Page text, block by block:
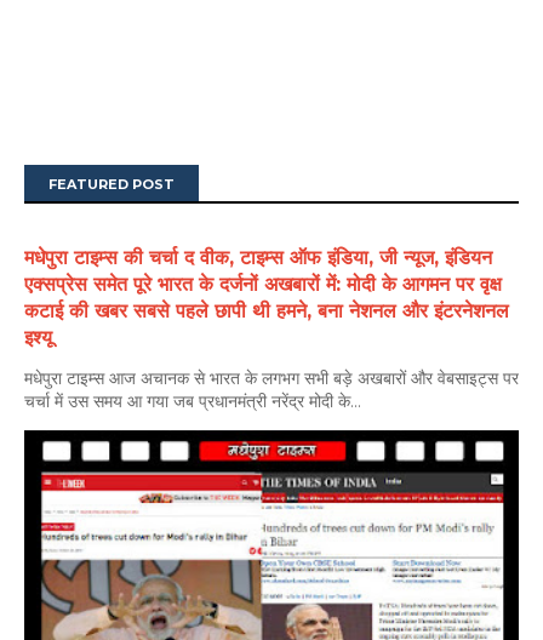
FEATURED POST
मधेपुरा टाइम्स की चर्चा द वीक, टाइम्स ऑफ इंडिया, जी न्यूज, इंडियन
एक्सप्रेस समेत पूरे भारत के दर्जनों अखबारों में: मोदी के आगमन पर वृक्ष
कटाई की खबर सबसे पहले छापी थी हमने, बना नेशनल और इंटरनेशनल
इश्यू
मधेपुरा टाइम्स आज अचानक से भारत के लगभग सभी बड़े अखबारों और वेबसाइट्स पर
चर्चा में उस समय आ गया जब प्रधानमंत्री नरेंद्र मोदी के...